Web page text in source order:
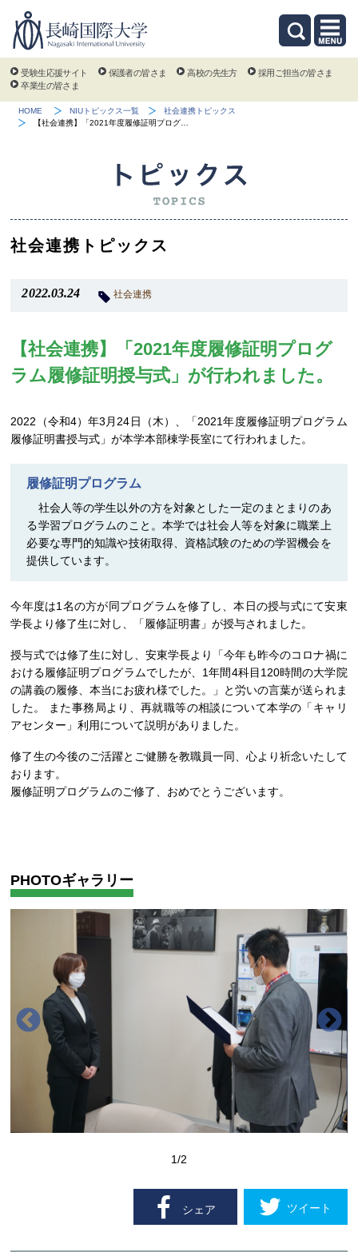
受験生応援サイト 保護者の皆さま 高校の先生方
採用ご担当の皆さま
卒業生の皆さま
HOME NIUトピックス一覧
社会連携トピックス
【社会連携】「2021年度履修証明プログ…
社会連携トピックス
2022.03.24 社会連携
【社会連携】「2021年度履修証明プログ
ラム履修証明授与式」が行われました。
2022（令和4）年3月24日（木）、「2021年度履修証明プログラム
履修証明書授与式」が本学本部棟学長室にて行われました。
履修証明プログラム
社会人等の学生以外の方を対象とした一定のまとまりのあ
る学習プログラムのこと。本学では社会人等を対象に職業上
必要な専門的知識や技術取得、資格試験のための学習機会を
提供しています。
今年度は1名の方が同プログラムを修了し、本日の授与式にて安東
学長より修了生に対し、「履修証明書」が授与されました。
授与式では修了生に対し、安東学長より「今年も昨今のコロナ禍に
おける履修証明プログラムでしたが、1年間4科目120時間の大学院
の講義の履修、本当にお疲れ様でした。」と労いの言葉が送られま
した。 また事務局より、再就職等の相談について本学の「キャリ
アセンター」利用について説明がありました。
修了生の今後のご活躍とご健勝を教職員一同、心より祈念いたして
おります。
履修証明プログラムのご修了、おめでとうございます。
PHOTOギャラリー
1/2
シェア ツイート